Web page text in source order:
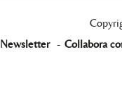
Newsletter - Collabora